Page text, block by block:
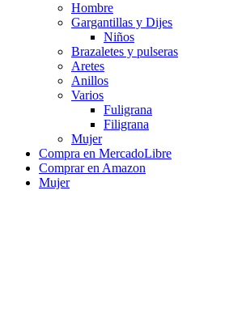
Hombre
Gargantillas y Dijes
Niños
Brazaletes y pulseras
Aretes
Anillos
Varios
Fuligrana
Filigrana
Mujer
Compra en MercadoLibre
Comprar en Amazon
Mujer